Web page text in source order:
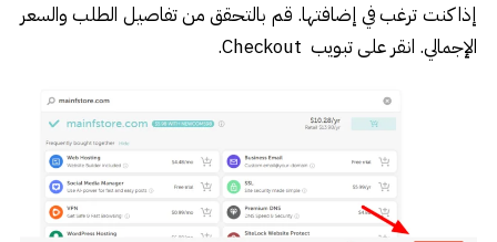
إذا كنت ترغب في إضافتها. قم بالتحقق من تفاصيل الطلب والسعر
الإجمالي. انقر على تبويب Checkout.